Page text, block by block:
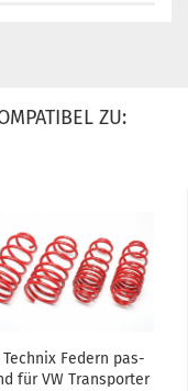
ZU:
Tech­nix Fe­dern pas­
für VW Trans­por­ter